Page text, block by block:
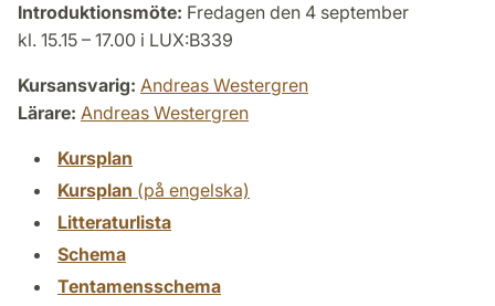
Introduktionsmöte: Fredagen den 4 september
kl. 15.15 – 17.00 i LUX:B339
Kursansvarig: Andreas Westergren
Lärare: Andreas Westergren
Kursplan
Kursplan (på engelska)
Litteraturlista
Schema
Tentamensschema